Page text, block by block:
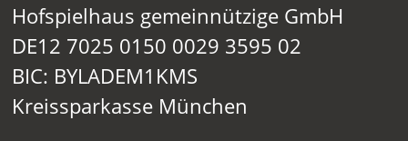
Hofspielhaus gemeinnützige GmbH
DE12 7025 0150 0029 3595 02
BIC: BYLADEM1KMS
Kreissparkasse München